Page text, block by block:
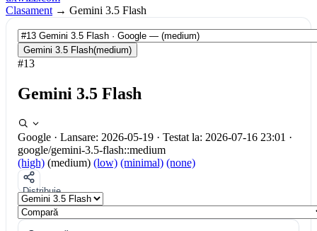
Clasament → Gemini 3.5 Flash
Gemini 3.5 Flash(medium)
#13
Gemini 3.5 Flash
Google · Lansare: 2026-05-19 · Testat la: 2026-07-16 23:01 ·
google/gemini-3.5-flash::medium
(high) (medium) (low) (minimal) (none)
Distribuie